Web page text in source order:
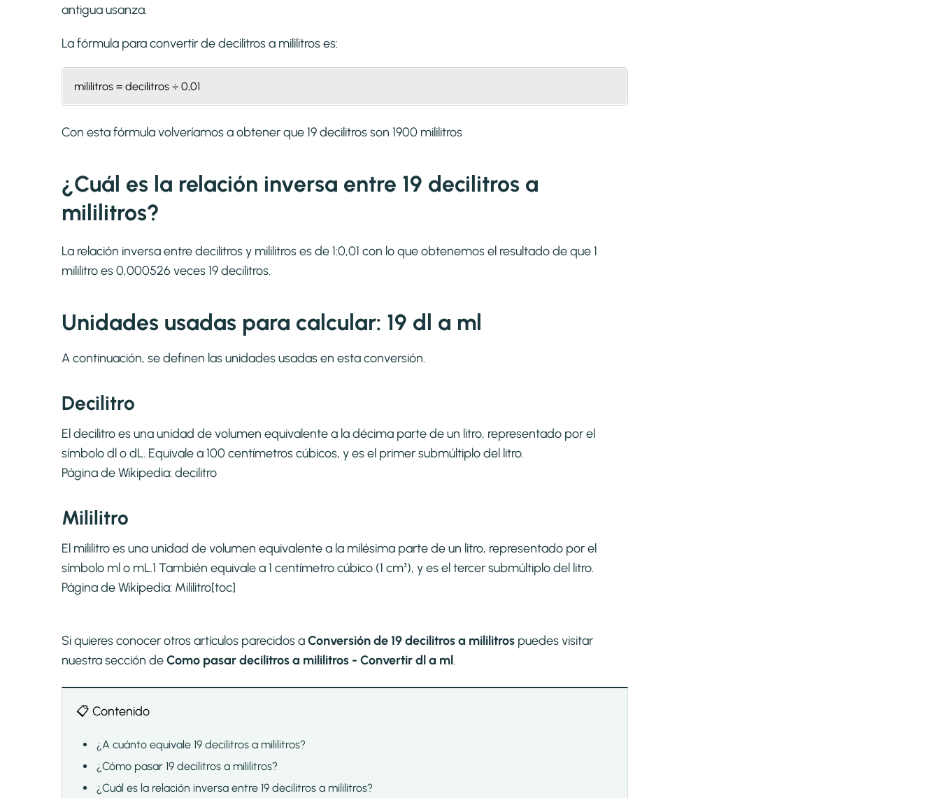
antigua usanza.
La fórmula para convertir dedecilitros a mililitroses:
mililitros = decilitros ÷ 0,01
Con esta fórmula volveríamos a obtener que 19 decilitros son 1900 mililitros
¿Cuál es la relación inversa entre 19 decilitros a
mililitros?
La relación inversa entre decilitros y mililitros es de 1:0,01 con lo que obtenemos el resultado de que 1
mililitro es 0,000526 veces 19 decilitros.
Unidades usadas para calcular: 19 dl a ml
A continuación, se definen las unidades usadas en esta conversión.
Decilitro
El decilitro es una unidad de volumen equivalente a la décima parte de un litro, representado por el
símbolo dl o dL. Equivale a 100 centímetros cúbicos, y es el primer submúltiplo del litro.
Página de Wikipedia: decilitro
Mililitro
El mililitro es una unidad de volumen equivalente a la milésima parte de un litro, representado por el
símbolo ml o mL.1​ También equivale a 1 centímetro cúbico (1 cm³), y es el tercer submúltiplo del litro.
Página de Wikipedia: Mililitro[toc]
Si quieres conocer otros artículos parecidos aConversión de 19 decilitros a mililitros puedes visitar
nuestra sección deComo pasar decilitros a mililitros - Convertir dl a ml.
📋 Contenido
¿A cuánto equivale 19 decilitros a mililitros?
¿Cómo pasar 19 decilitros a mililitros?
¿Cuál es la relación inversa entre 19 decilitros a mililitros?